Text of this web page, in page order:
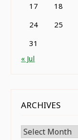
17
18
24
25
31
« Jul
ARCHIVES
Archives